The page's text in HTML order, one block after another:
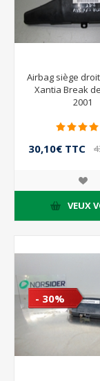
Airbag siège
Xantia Break
2001
30,10€ TTC
VEUX
- 30%